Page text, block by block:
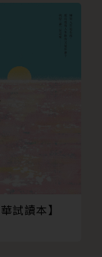
試讀本】